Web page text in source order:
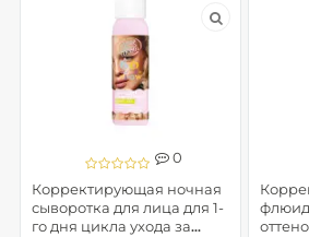
0
Корректирующая ночная
сыворотка для лица для 1-
го дня цикла ухода за